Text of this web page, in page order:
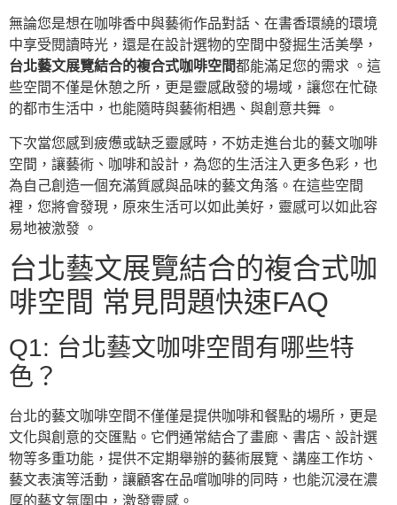
無論您是想在咖啡香中與藝術作品對話、在書香環繞的環境
中享受閱讀時光，還是在設計選物的空間中發掘生活美學，
台北藝文展覽結合的複合式咖啡空間都能滿足您的需求 。這
些空間不僅是休憩之所，更是靈感啟發的場域，讓您在忙碌
的都市生活中，也能隨時與藝術相遇、與創意共舞 。
下次當您感到疲憊或缺乏靈感時，不妨走進台北的藝文咖啡
空間，讓藝術、咖啡和設計，為您的生活注入更多色彩，也
為自己創造一個充滿質感與品味的藝文角落。在這些空間
裡，您將會發現，原來生活可以如此美好，靈感可以如此容
易地被激發 。
台北藝文展覽結合的複合式咖
啡空間 常見問題快速FAQ
Q1: 台北藝文咖啡空間有哪些特
色？
台北的藝文咖啡空間不僅僅是提供咖啡和餐點的場所，更是
文化與創意的交匯點。它們通常結合了畫廊、書店、設計選
物等多重功能，提供不定期舉辦的藝術展覽、講座工作坊、
藝文表演等活動，讓顧客在品嚐咖啡的同時，也能沉浸在濃
厚的藝文氛圍中，激發靈感。